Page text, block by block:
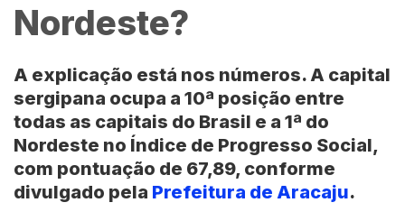
Nordeste?
A explicação está nos números. A capital
sergipana ocupa a 10ª posição entre
todas as capitais do Brasil e a 1ª do
Nordeste no Índice de Progresso Social,
com pontuação de 67,89, conforme
divulgado pela Prefeitura de Aracaju.